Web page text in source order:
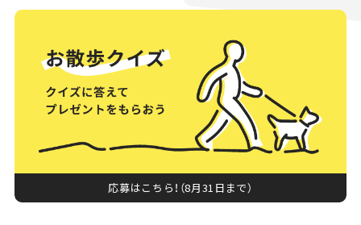
応募はこちら！（8月31日まで）